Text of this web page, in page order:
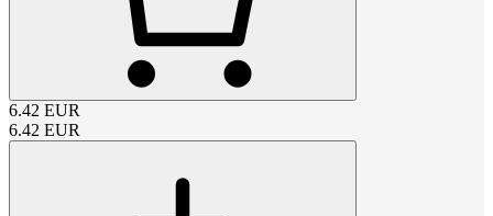
6.42 EUR
6.42 EUR